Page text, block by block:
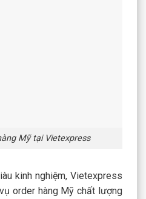
Mỹ tại Vietexpress
kinh nghiệm, Vietexpress
order hàng Mỹ chất lượng